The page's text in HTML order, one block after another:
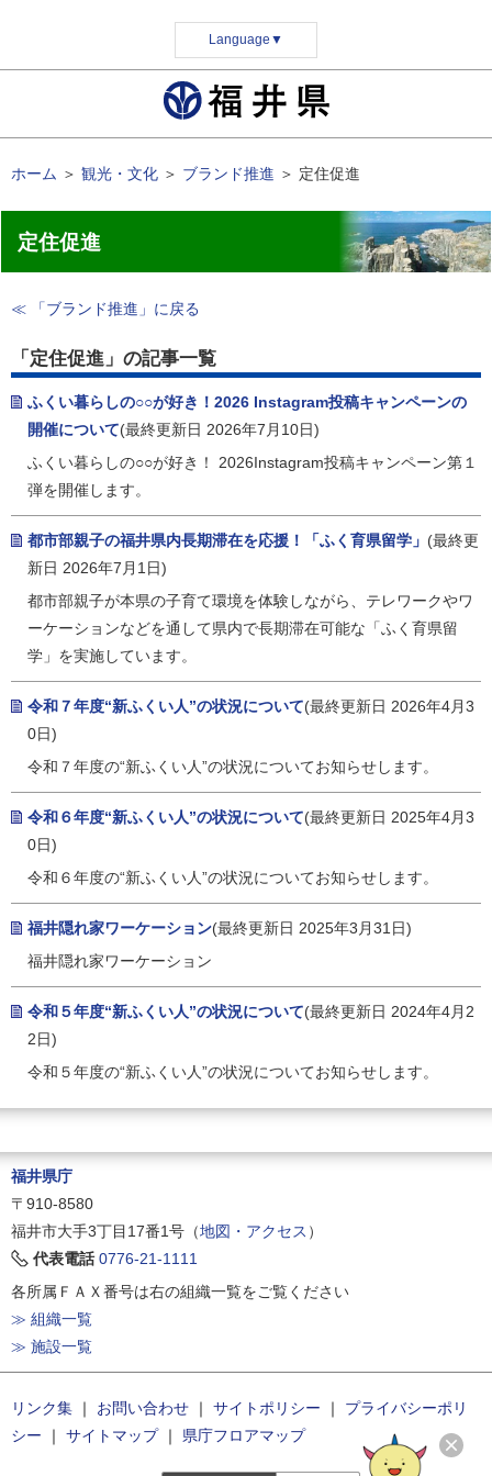
Language ▼
ホーム ＞ 観光・文化 ＞ ブランド推進 ＞ 定住促進
定住促進
≪ 「ブランド推進」に戻る
「定住促進」の記事一覧
ふくい暮らしの○○が好き！2026 Instagram投稿キャンペーンの
開催について(最終更新日 2026年7月10日)
ふくい暮らしの○○が好き！ 2026Instagram投稿キャンペーン第１
弾を開催します。
都市部親子の福井県内長期滞在を応援！「ふく育県留学」 (最終更
新日 2026年7月1日)
都市部親子が本県の子育て環境を体験しながら、テレワークやワ
ーケーションなどを通して県内で長期滞在可能な「ふく育県留
学」を実施しています。
令和７年度“新ふくい人”の状況について(最終更新日 2026年4月3
0日)
令和７年度の“新ふくい人”の状況についてお知らせします。
令和６年度“新ふくい人”の状況について(最終更新日 2025年4月3
0日)
令和６年度の“新ふくい人”の状況についてお知らせします。
福井隠れ家ワーケーション(最終更新日 2025年3月31日)
福井隠れ家ワーケーション
令和５年度“新ふくい人”の状況について(最終更新日 2024年4月2
2日)
令和５年度の“新ふくい人”の状況についてお知らせします。
福井県庁
〒910-8580
福井市大手3丁目17番1号（地図・アクセス ）
代表電話 0776-21-1111
各所属ＦＡＸ番号は右の組織一覧をご覧ください
≫ 組織一覧
≫ 施設一覧
リンク集 ｜ お問い合わせ ｜ サイトポリシー ｜
プライバシーポリ
シー ｜ サイトマップ｜ 県庁フロアマップ